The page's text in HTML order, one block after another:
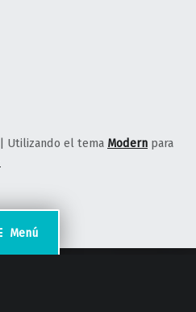
Menú
| Utilizando el tema Modern para